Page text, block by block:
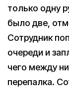
только одну
было две,
Сотрудник
очереди и
чего между
перепалка.